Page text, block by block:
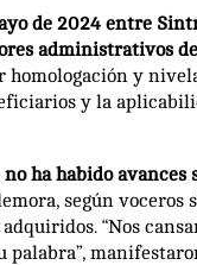
de 2024 entre
administrativos
homologación y
y la
ha habido avances
según voceros
“Nos
palabra”,